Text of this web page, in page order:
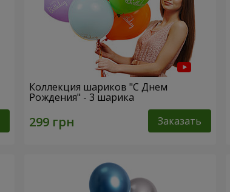
Коллекция шариков "С Днем
Рождения" - 3 шарика
Заказать